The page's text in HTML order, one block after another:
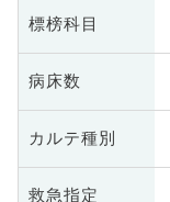
標榜科目
病床数
カルテ種別
救急指定